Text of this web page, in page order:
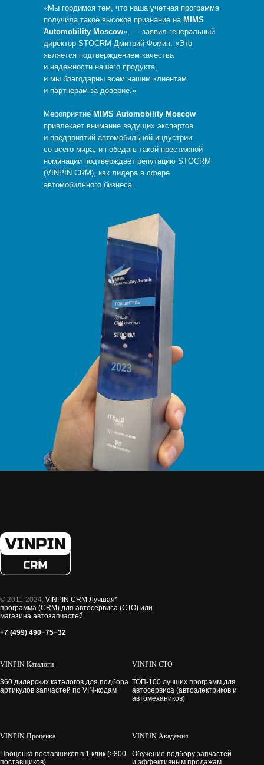
«Мы гордимся тем, что наша учетная программа
получила такое высокое признание на MIMS
Automobility Moscow», — заявил генеральный
директор STOCRM Дмитрий Фомин. «Это
является подтверждением качества
и надежности нашего продукта,
и мы благодарны всем нашим клиентам
и партнерам за доверие.»
Мероприятие MIMS Automobility Moscow
привлекает внимание ведущих экспертов
и предприятий автомобильной индустрии
со всего мира, и победа в такой престижной
номинации подтверждает репутацию STOCRM
(VINPIN CRM), как лидера в сфере
автомобильного бизнеса.
© 2011-2024, VINPIN CRM Лучшая*
программа (CRM) для автосервиса (СТО) или
магазина автозапчастей
+7 (499) 490−75−32
VINPIN Каталоги
360 дилерских каталогов для подбора
артикулов запчастей по VIN-кодам
VINPIN СТО
ТОП-100 лучших программ для
автосервиса (автоэлектриков и
автомехаников)
VINPIN Проценка
Проценка поставшиков в 1 клик (>800
поставщиков)
VINPIN Академия
Обучение подбору запчастей
и эффективным продажам